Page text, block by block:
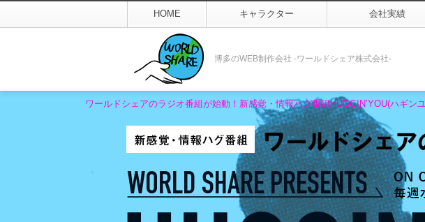
HOME キャラクター 会社実績
博多のWEB制作会社 -ワールドシェア株式会社-
ワールドシェアのラジオ番組が始動！新感覚・情報ハグ番組HUGGIN’YOU(ハギ